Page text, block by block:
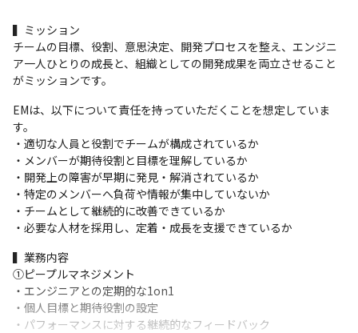
▍ミッション
チームの目標、役割、意思決定、開発プロセスを整え、エンジニ
ア一人ひとりの成長と、組織としての開発成果を両立させること
がミッションです。
EMは、以下について責任を持っていただくことを想定していま
す。
・適切な人員と役割でチームが構成されているか
・メンバーが期待役割と目標を理解しているか
・開発上の障害が早期に発見・解消されているか
・特定のメンバーへ負荷や情報が集中していないか
・チームとして継続的に改善できているか
・必要な人材を採用し、定着・成長を支援できているか
▍業務内容
①ピープルマネジメント
・エンジニアとの定期的な1on1
・個人目標と期待役割の設定
・パフォーマンスに対する継続的なフィードバック